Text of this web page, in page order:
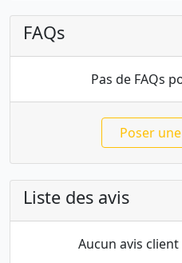
FAQs
Pas de FAQs
Poser
Liste des avis
Aucun avis